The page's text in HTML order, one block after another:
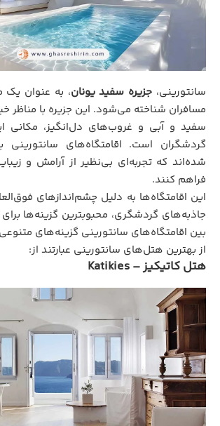
سانتورینی، جزیره سفید یونان، به عنوان یک
مسافران شناخته می‌شود. این جزیره با مناظر
سفید و آبی و غروب‌های دل‌انگیز، مکانی
گردشگران است. اقامتگاه‌های سانتورینی
شده‌اند که تجربه‌ای بی‌نظیر از آرامش و
فراهم کنند.
این اقامتگاه‌ها به دلیل چشم‌اندازهای
جاذبه‌های گردشگری، محبوبترین گزینه‌ها
بین اقامتگاه‌های سانتورینی گزینه‌های
از بهترین هتل‌های سانتورینی عبارتند از:
هتل کاتیکیز – Katikies